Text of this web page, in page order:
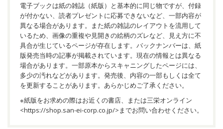
電子ブックは紙の雑誌（紙版）と基本的に同じ物ですが、付録
が付かない、読者プレゼントに応募できないなど、一部内容が
異なる場合があります。また紙の雑誌のレイアウトを流用して
いるため、画像の重複や見開きの絵柄のズレなど、見え方に不
具合が生じているページが存在します。バックナンバーは、紙
版発売当時の記事が掲載されています。現在の情報とは異なる
場合があります。一部原本からスキャニングしたページには、
多少の汚れなどがあります。発売後、内容の一部もしくは全て
を更新することがあります。あらかじめご了承ください。
※紙版をお求めの際はお近くの書店、または三栄オンライン
<https://shop.san-ei-corp.co.jp/>までお問い合わせください。